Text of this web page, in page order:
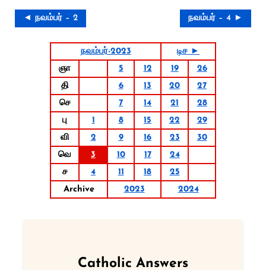
◄ நவம்பர் – 2 நவம்பர் – 4 ►
நவம்பர்-2023
டிச ►
ஞா
5 12 19
26
தி
6 13 20
27
செ
7 14 21
28
பு
1 8 15 22
29
வி
2 9 16 23
30
வெ
3 10 17
24
ச
4 11 18
25
Archive
2023 2024
Catholic Answers